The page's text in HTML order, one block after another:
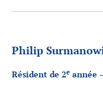
Philip
Résident de 2e année